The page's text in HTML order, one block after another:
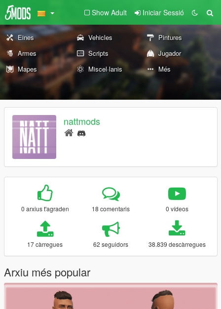
Show Adult Iniciar Sessió
Eines Vehicles
Pintures
Armes
Scripts
Jugador
Mapes
Miscel·lanis Més
nattmods
0 arxius t'agraden 18 comentaris 0 vídeos
17 càrregues 62 seguidors 38.839 descàrregues
Arxiu més popular